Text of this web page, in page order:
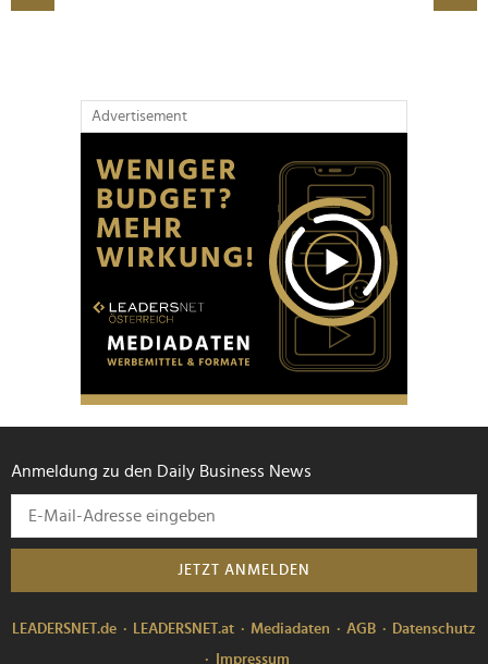
Advertisement
Anmeldung zu den Daily Business News
JETZT ANMELDEN
LEADERSNET.de LEADERSNET.at Mediadaten AGB
Datenschutz
Impressum